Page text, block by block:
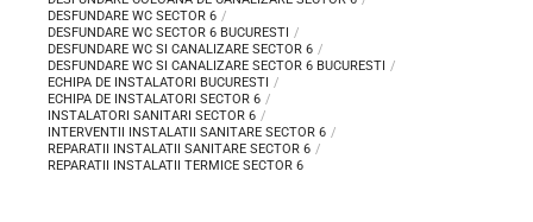
DESFUNDARE WC SECTOR 6
DESFUNDARE WC SECTOR 6 BUCURESTI
DESFUNDARE WC SI CANALIZARE SECTOR 6
DESFUNDARE WC SI CANALIZARE SECTOR 6 BUCURESTI
ECHIPA DE INSTALATORI BUCURESTI
ECHIPA DE INSTALATORI SECTOR 6
INSTALATORI SANITARI SECTOR 6
INTERVENTII INSTALATII SANITARE SECTOR 6
REPARATII INSTALATII SANITARE SECTOR 6
REPARATII INSTALATII TERMICE SECTOR 6